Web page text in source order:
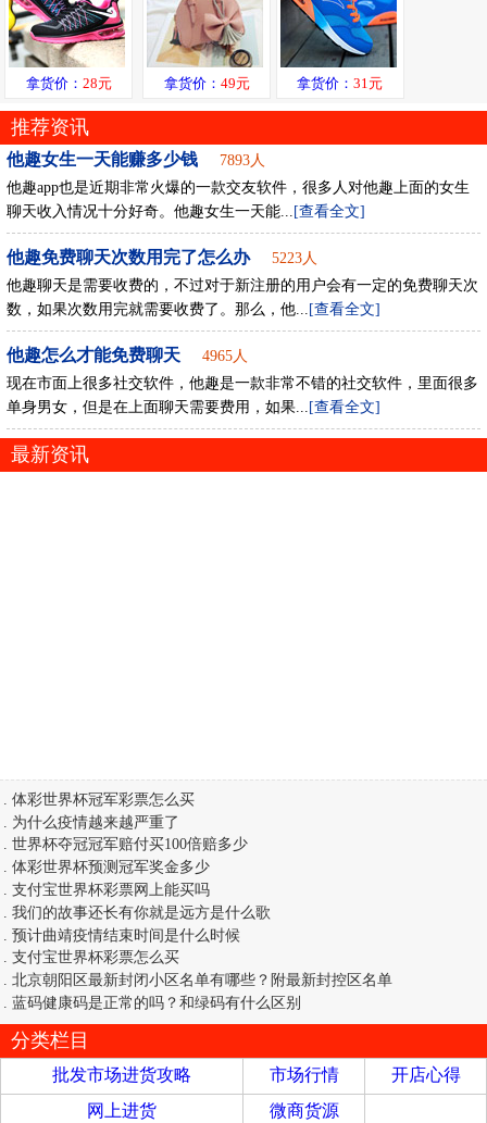
拿货价： 28元 拿货价： 49元 拿货价：31元
推荐资讯
他趣女生一天能赚多少钱
7893人
他趣app也是近期非常火爆的一款交友软件，很多人对他趣上面的女生
聊天收入情况十分好奇。他趣女生一天能...
[查看全文]
他趣免费聊天次数用完了怎么办
5223人
他趣聊天是需要收费的，不过对于新注册的用户会有一定的免费聊天次
数，如果次数用完就需要收费了。那么，他...
[查看全文]
他趣怎么才能免费聊天
4965人
现在市面上很多社交软件，他趣是一款非常不错的社交软件，里面很多
单身男女，但是在上面聊天需要费用，如果...
[查看全文]
最新资讯
.体彩世界杯冠军彩票怎么买
为什么疫情越来越严重了
.世界杯夺冠冠军赔付买100倍赔多少
.体彩世界杯预测冠军奖金多少
.支付宝世界杯彩票网上能买吗
.我们的故事还长有你就是远方是什么歌
.预计曲靖疫情结束时间是什么时候
.支付宝世界杯彩票怎么买
.北京朝阳区最新封闭小区名单有哪些？附最新封控区名单
.蓝码健康码是正常的吗？和绿码有什么区别
分类栏目
批发市场进货攻略 市场行情
开店心得
网上进货
微商货源